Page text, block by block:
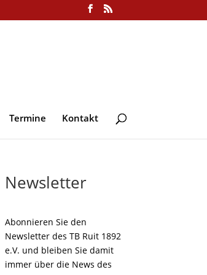
Termine Kontakt
Newsletter
Abonnieren Sie den
Newsletter des TB Ruit 1892
e.V. und bleiben Sie damit
immer über die News des